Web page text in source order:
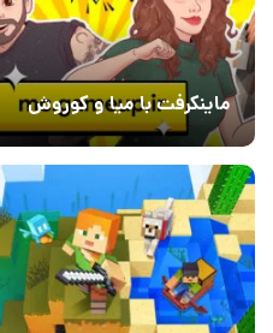
ماینکرفت با میا و کوروش
7
30 دی 1403